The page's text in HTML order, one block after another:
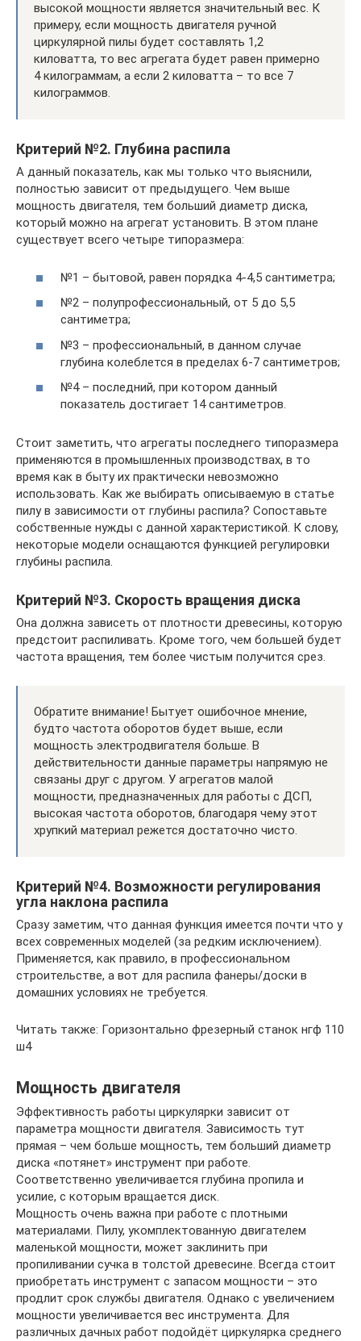
высокой мощности является значительный вес. К
примеру, если мощность двигателя ручной
циркулярной пилы будет составлять 1,2
киловатта, то вес агрегата будет равен примерно
4 килограммам, а если 2 киловатта – то все 7
килограммов.
Критерий №2. Глубина распила
А данный показатель, как мы только что выяснили,
полностью зависит от предыдущего. Чем выше
мощность двигателя, тем больший диаметр диска,
который можно на агрегат установить. В этом плане
существует всего четыре типоразмера:
№1 – бытовой, равен порядка 4-4,5 сантиметра;
№2 – полупрофессиональный, от 5 до 5,5
сантиметра;
№3 – профессиональный, в данном случае
глубина колеблется в пределах 6-7 сантиметров;
№4 – последний, при котором данный
показатель достигает 14 сантиметров.
Стоит заметить, что агрегаты последнего типоразмера
применяются в промышленных производствах, в то
время как в быту их практически невозможно
использовать. Как же выбирать описываемую в статье
пилу в зависимости от глубины распила? Сопоставьте
собственные нужды с данной характеристикой. К слову,
некоторые модели оснащаются функцией регулировки
глубины распила.
Критерий №3. Скорость вращения диска
Она должна зависеть от плотности древесины, которую
предстоит распиливать. Кроме того, чем большей будет
частота вращения, тем более чистым получится срез.
Обратите внимание! Бытует ошибочное мнение,
будто частота оборотов будет выше, если
мощность электродвигателя больше. В
действительности данные параметры напрямую не
связаны друг с другом. У агрегатов малой
мощности, предназначенных для работы с ДСП,
высокая частота оборотов, благодаря чему этот
хрупкий материал режется достаточно чисто.
Критерий №4. Возможности регулирования
угла наклона распила
Сразу заметим, что данная функция имеется почти что у
всех современных моделей (за редким исключением).
Применяется, как правило, в профессиональном
строительстве, а вот для распила фанеры/доски в
домашних условиях не требуется.
Читать также: Горизонтально фрезерный станок нгф 110
ш4
Мощность двигателя
Эффективность работы циркулярки зависит от
параметра мощности двигателя. Зависимость тут
прямая – чем больше мощность, тем больший диаметр
диска «потянет» инструмент при работе.
Соответственно увеличивается глубина пропила и
усилие, с которым вращается диск.
Мощность очень важна при работе с плотными
материалами. Пилу, укомплектованную двигателем
маленькой мощности, может заклинить при
пропиливании сучка в толстой древесине. Всегда стоит
приобретать инструмент с запасом мощности – это
продлит срок службы двигателя. Однако с увеличением
мощности увеличивается вес инструмента. Для
различных дачных работ подойдёт циркулярка среднего